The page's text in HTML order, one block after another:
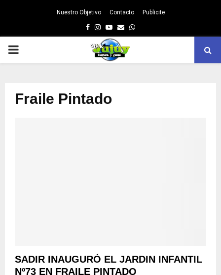
Nuestro Objetivo Contacto Publicite
Facebook
Instagram
Youtube
EmailWhatsapp
PRIMARY
Fraile Pintado
SADIR INAUGURÓ EL JARDIN INFANTIL
Nº73 EN FRAILE PINTADO